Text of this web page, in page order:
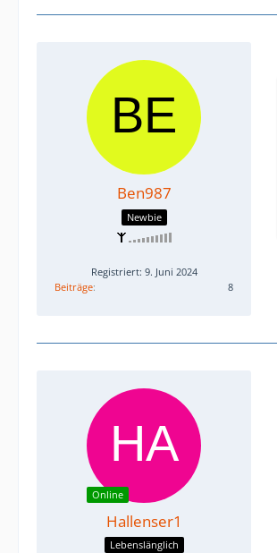
Ben987
Newbie
Registriert: 9. Juni 2024
Beiträge
8
Online
Hallenser1
Lebenslänglich